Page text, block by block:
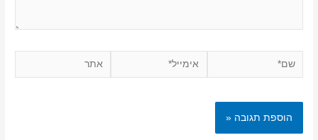
שם* אימייל* אתר